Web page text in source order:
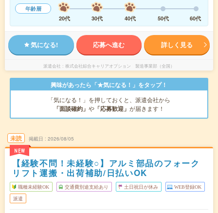
年齢層
20代
30代 40代 50代 60代
気になる! 応募へ進む 詳しく見る
派遣会社 株式会社綜合キャリアオプション 製造事業部（全国）
興味があったら「★気になる！」をタップ！
「気になる！」を押しておくと、派遣会社から
「面談確約」 や 「応募歓迎」 が届きます！
未読
NEW
掲載日 2026/08/05
【経験不問！未経験○】アルミ部品のフォーク
リフト運搬・出荷補助/日払いOK
職種未経験OK 交通費別途支給あり 土日祝日が休み WEB登録OK
派遣